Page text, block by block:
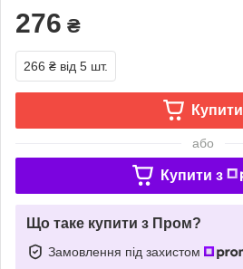
276 ₴
266 ₴ від 5 шт.
Купити
або
Купити з
Що таке купити з Пром?
Замовлення під захистом